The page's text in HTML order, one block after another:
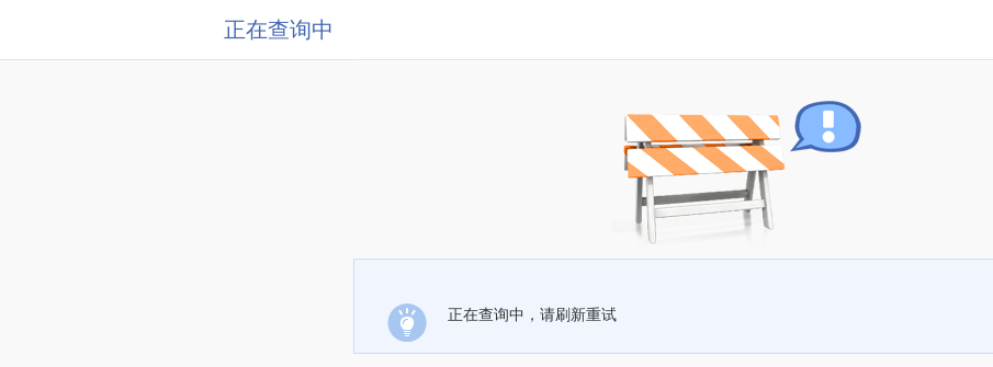
正在查询中
正在查询中，请刷新重试